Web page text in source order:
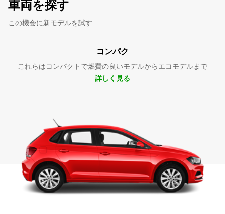
車両を探す
この機会に新モデルを試す
コンパク
これらはコンパクトで燃費の良いモデルからエコモデルまで
詳しく見る